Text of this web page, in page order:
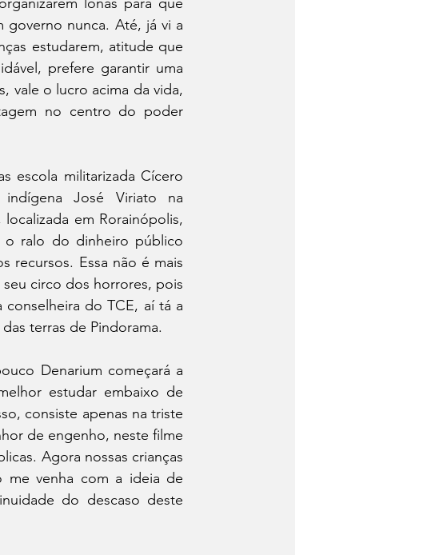
governo nunca. Até, já vi a
estudarem, atitude que
prefere garantir uma
vale o lucro acima da vida,
no centro do poder
escola militarizada Cícero
indígena José Viriato na
em Rorainópolis,
o ralo do dinheiro público
recursos. Essa não é mais
circo dos horrores, pois
do TCE, aí tá a
terras de Pindorama.
Denarium começará a
estudar embaixo de
consiste apenas na triste
de engenho, neste filme
Agora nossas crianças
me venha com a ideia de
do descaso deste